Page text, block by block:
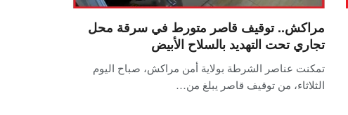
مراكش.. توقيف قاصر متورط في سرقة محل
تجاري تحت التهديد بالسلاح الأبيض
تمكنت عناصر الشرطة بولاية أمن مراكش، صباح اليوم
الثلاثاء، من توقيف قاصر يبلغ من…